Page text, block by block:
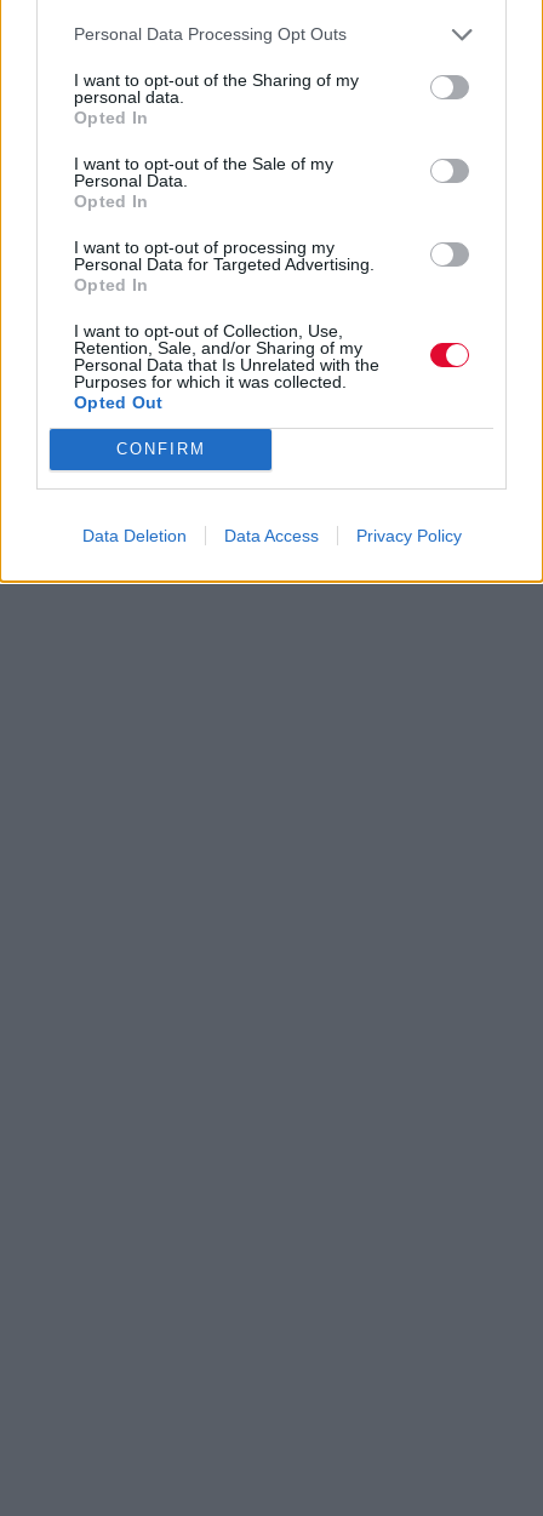
Personal Data Processing Opt Outs
I want to opt-out of the Sharing of my
personal data.
Opted In
I want to opt-out of the Sale of my
Personal Data.
Opted In
I want to opt-out of processing my
Personal Data for Targeted Advertising.
Opted In
I want to opt-out of Collection, Use,
Retention, Sale, and/or Sharing of my
Personal Data that Is Unrelated with the
Purposes for which it was collected.
Opted Out
CONFIRM
Data Deletion Data Access Privacy Policy